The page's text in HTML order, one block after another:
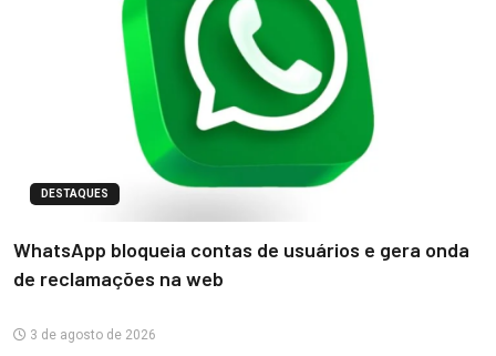
DESTAQUES
WhatsApp bloqueia contas de usuários e gera onda
de reclamações na web
3 de agosto de 2026